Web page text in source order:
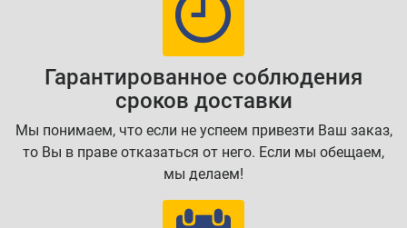
Гарантированное соблюдения
сроков доставки
Мы понимаем, что если не успеем привезти Ваш заказ,
то Вы в праве отказаться от него. Если мы обещаем,
мы делаем!